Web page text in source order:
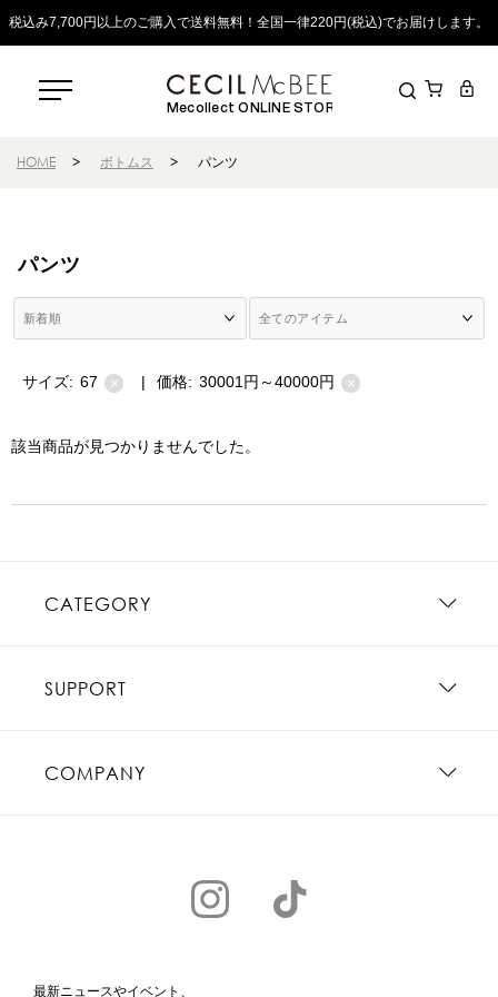
税込み7,700円以上のご購入で送料無料！全国一律220円(税込)でお届けします。
Mecollect ONLINE STORE
HOME > ボトムス > パンツ
パンツ
サイズ: 67 × | 価格: 30001円～40000円 ×
該当商品が見つかりませんでした。
CATEGORY
SUPPORT
COMPANY
最新ニュースやイベント、